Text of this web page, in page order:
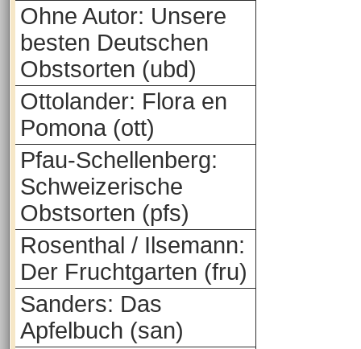
Ohne Autor: Unsere
besten Deutschen
Obstsorten (ubd)
Ottolander: Flora en
Pomona (ott)
Pfau-Schellenberg:
Schweizerische
Obstsorten (pfs)
Rosenthal / Ilsemann:
Der Fruchtgarten (fru)
Sanders: Das
Apfelbuch (san)